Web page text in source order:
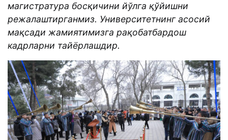
магистратура босқичини йўлга қўйишни
режалаштирганмиз. Университетнинг асосий
мақсади жамиятимизга рақобатбардош
кадрларни тайёрлашдир.